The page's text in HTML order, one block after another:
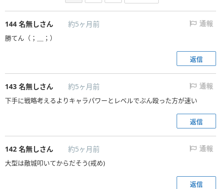
144 名無しさん 約5ヶ月前 通報
勝てん（；＿；）
返信
143 名無しさん 約5ヶ月前 通報
下手に戦略考えるよりキャラパワーとレベルでぶん殴った方が速い
返信
142 名無しさん 約5ヶ月前 通報
大型は敵城叩いてからだそう(戒め)
返信